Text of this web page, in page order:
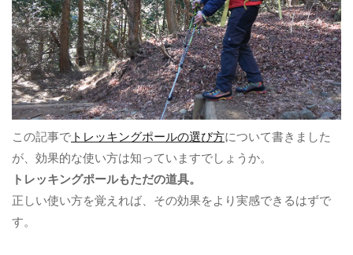
この記事で トレッキングポールの選び方について書きました
が、効果的な使い方は知っていますでしょうか。
トレッキングポールもただの道具。
正しい使い方を覚えれば、その効果をより実感できるはずで
す。